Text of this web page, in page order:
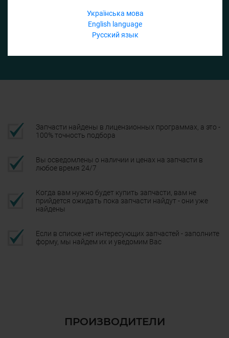
Українська мова
English language
Русский язык
Запчасти найдены в лицензионных программах, а это -
100% точность подбора
Вы осведомлены о наличии и ценах на запчасти в
любое время 24/7
Когда вам нужно будет купить запчасти, вам не
прийдется ожидать пока запчасти найдут - они уже
найдены
Если в списке нет интересующих запчастей - заполните
форму, мы найдем их и уведомим Вас
ПРОИЗВОДИТЕЛИ